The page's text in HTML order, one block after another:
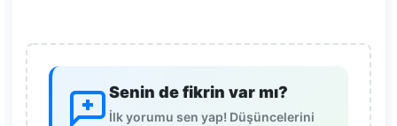
Senin de fikrin var mı?
İlk yorumu sen yap! Düşüncelerini